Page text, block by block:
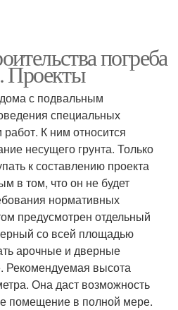
погреба
Проекты
с подвальным
специальных
К ним относится
несущего грунта. Только
к составлению проекта
в том, что он не будет
нормативных
предусмотрен отдельный
со всей площадью
арочные и дверные
Рекомендуемая высота
Она даст возможность
помещение в полной мере.